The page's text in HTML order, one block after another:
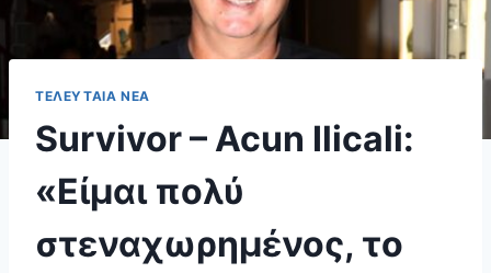
ΤΕΛΕΥΤΑΊΑ ΝΈΑ
Survivor – Acun Ilicali:
«Είμαι πολύ
στεναχωρημένος, το